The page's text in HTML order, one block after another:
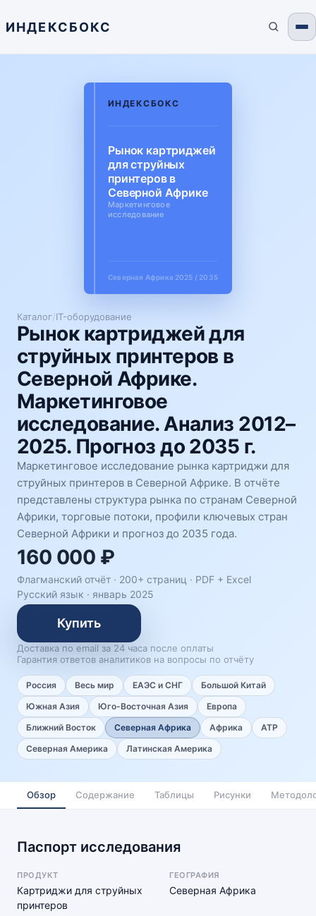
ИНДЕКСБОКС
Каталог/IT-оборудование
Рынок картриджей для
струйных принтеров в
Северной Африке.
Маркетинговое
исследование. Анализ 2012–
2025. Прогноз до 2035 г.
Маркетинговое исследование рынка картриджи для
струйных принтеров в Северной Африке. В отчёте
представлены структура рынка по странам Северной
Африки, торговые потоки, профили ключевых стран
Северной Африки и прогноз до 2035 года.
160 000 ₽
Флагманский отчёт · 200+ страниц · PDF + Excel
Русский язык · январь 2025
Купить
Доставка по email за 24 часа после оплаты
Гарантия ответов аналитиков на вопросы по отчёту
Россия Весь мир ЕАЭС и СНГ
Большой Китай
Южная Азия
Юго-Восточная Азия
Европа
Ближний Восток
Северная Африка Африка
АТР
Северная Америка
Латинская Америка
ИНДЕКСБОКС
Рынок картриджей
для струйных
принтеров в
Северной Африке
Маркетинговое
исследование
Северная Африка 2025 / 2035
Обзор Содержание Таблицы Рисунки
Паспорт исследования
ПРОДУКТ
Картриджи для струйных
принтеров
ГЕОГРАФИЯ
Северная Африка